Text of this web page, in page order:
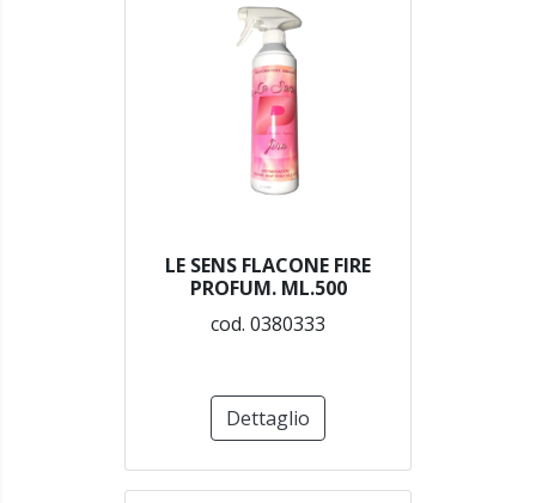
LE SENS FLACONE FIRE
PROFUM. ML.500
cod. 0380333
Dettaglio